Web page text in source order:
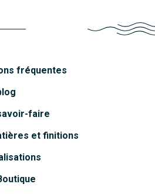
fréquentes
faire
et finitions